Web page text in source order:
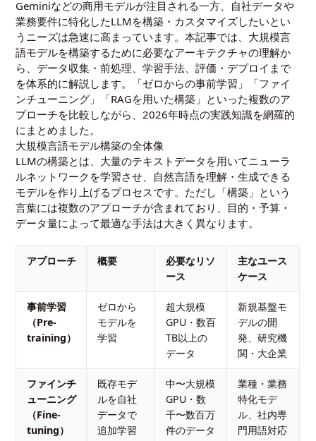
Geminiなどの商用モデルが注目される一方、自社データや
業務要件に特化したLLMを構築・カスタマイズしたいとい
うニーズは急速に高まっています。本記事では、大規模言
語モデルを構築するために必要なアーキテクチャの理解か
ら、データ収集・前処理、学習手法、評価・デプロイまで
を体系的に解説します。「ゼロからの事前学習」「ファイ
ンチューニング」「RAGを用いた構築」といった複数のア
プローチを比較しながら、2026年時点の実践知識を網羅的
にまとめました。
大規模言語モデル構築の全体像
LLMの構築とは、大量のテキストデータを用いてニューラ
ルネットワークを学習させ、自然言語を理解・生成できる
モデルを作り上げるプロセスです。ただし「構築」という
言葉には複数のアプローチが含まれており、目的・予算・
データ量によって最適な手法は大きく異なります。
アプローチ 概要
必要なリソ
ース
主なユース
ケース
事前学習
（Pre-
training）
ゼロから
モデルを
学習
超大規模
GPU・数百
TB以上の
データ
新規基盤モ
デルの開
発、研究機
関・大企業
ファインチ
ューニング
（Fine-
tuning）
既存モデ
ルを自社
データで
追加学習
中〜大規模
GPU・数
千〜数百万
件のデータ
業種・業務
特化モデ
ル、社内専
門用語対応